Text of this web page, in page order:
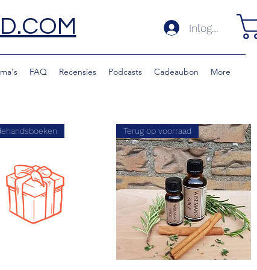
Inloggen
FAQ Recensies Podcasts Cadeaubon More
Terug op voorraad